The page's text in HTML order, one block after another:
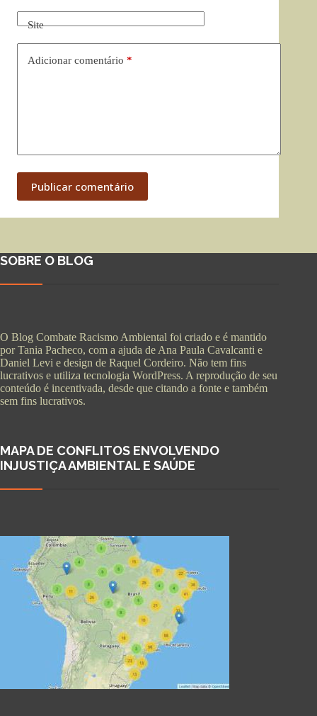
Site
Adicionar comentário *
Publicar comentário
SOBRE O BLOG
O Blog Combate Racismo Ambiental foi criado e é mantido
por Tania Pacheco, com a ajuda de Ana Paula Cavalcanti e
Daniel Levi e design de Raquel Cordeiro. Não tem fins
lucrativos e utiliza tecnologia WordPress. A reprodução de seu
conteúdo é incentivada, desde que citando a fonte e também
sem fins lucrativos.
MAPA DE CONFLITOS ENVOLVENDO
INJUSTIÇA AMBIENTAL E SAÚDE